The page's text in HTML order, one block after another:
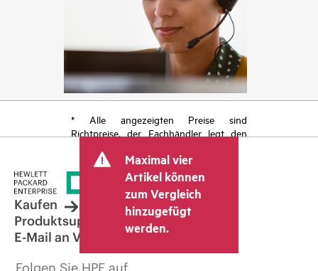
* Alle angezeigten Preise sind
Richtpreise, der Fachhändler legt den
kann weitere Gebühren wie
Mehrwertsteuer und Versandkosten
berücksichtigen. Der vom Fachhändler
festgelegte Transaktionspreis kann von
dem anderer Fachhändler und dem
angezeigten Richtpreis abweichen. Die
Richtpreise können zeitlich begrenzte
Sonderangebote enthalten. HPE behält
sich das Recht vor, jederzeit
Maximal vier
Artikel können
zum Vergleich
hinzugefügt
werden.
Kaufen
Produktsupport
E-Mail an Vertrieb